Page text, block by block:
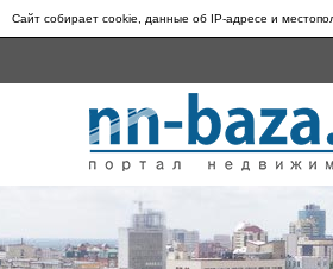
Сайт собирает cookie, данные об IP-адресе и